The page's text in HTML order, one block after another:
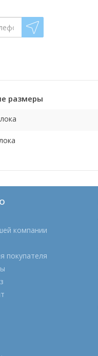
размеры
компании
покупателя